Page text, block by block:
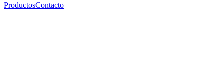
ProductosContacto